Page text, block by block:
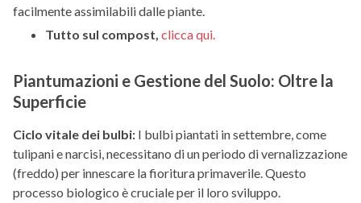
facilmente assimilabili dalle piante.
Tutto sul compost, clicca qui.
Piantumazioni e Gestione del Suolo: Oltre la
Superficie
Ciclo vitale dei bulbi: I bulbi piantati in settembre, come
tulipani e narcisi, necessitano di un periodo di vernalizzazione
(freddo) per innescare la fioritura primaverile. Questo
processo biologico è cruciale per il loro sviluppo.